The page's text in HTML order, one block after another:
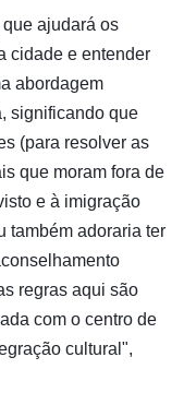
ajudará os
cidade e entender
abordagem
significando que
(para resolver as
que moram fora de
e à imigração
também adoraria ter
regras aqui são
com o centro de
cultural",